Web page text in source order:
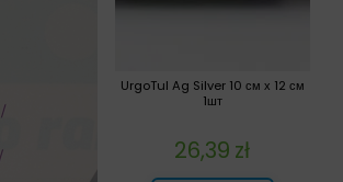
UrgoTul Ag Silver 10 см х 12 см
1шт
26,39 zł